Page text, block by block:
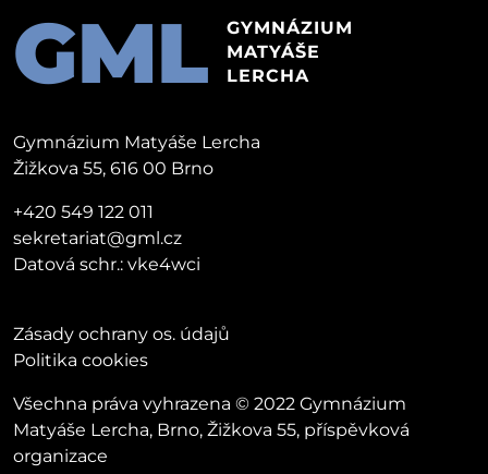
GML
GYMNÁZIUM
MATYÁŠE
LERCHA
Gymnázium Matyáše Lercha
Žižkova 55, 616 00 Brno
+420 549 122 011
sekretariat@gml.cz
Datová schr.: vke4wci
Zásady ochrany os. údajů
Politika cookies
Všechna práva vyhrazena © 2022 Gymnázium
Matyáše Lercha, Brno, Žižkova 55, příspěvková
organizace